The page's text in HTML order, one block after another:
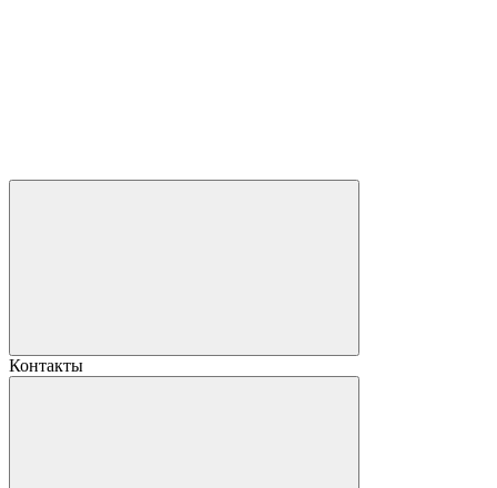
Контакты